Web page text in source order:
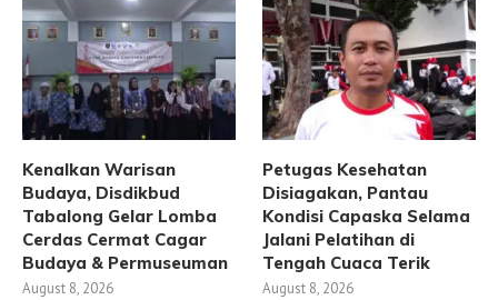
Kenalkan Warisan
Budaya, Disdikbud
Tabalong Gelar Lomba
Cerdas Cermat Cagar
Budaya & Permuseuman
August 8, 2026
Petugas Kesehatan
Disiagakan, Pantau
Kondisi Capaska Selama
Jalani Pelatihan di
Tengah Cuaca Terik
August 8, 2026